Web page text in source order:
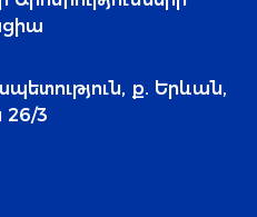
ք. Երևան,
3